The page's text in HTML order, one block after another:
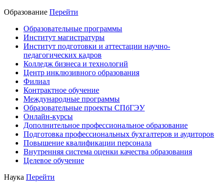
Образование Перейти
Образовательные программы
Институт магистратуры
Институт подготовки и аттестации научно-
педагогических кадров
Колледж бизнеса и технологий
Центр инклюзивного образования
Филиал
Контрактное обучение
Международные программы
Образовательные проекты СПбГЭУ
Онлайн-курсы
Дополнительное профессиональное образование
Подготовка профессиональных бухгалтеров и аудиторов
Повышение квалификации персонала
Внутренняя система оценки качества образования
Целевое обучение
Наука Перейти